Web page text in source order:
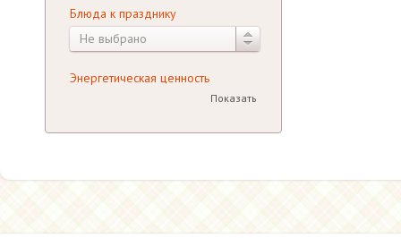
Блюда к празднику
Не выбрано
Энергетическая ценность
Показать